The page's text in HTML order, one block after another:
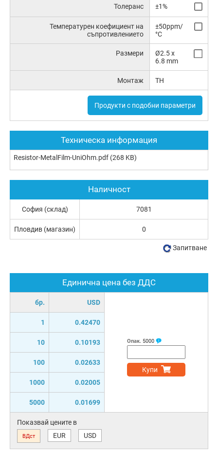
Толеранс ±1%
Температурен коефициент на
съпротивлението
±50ppm/
°C
Размери
Ø2.5 x
6.8 mm
Монтаж TH
Продукти с подобни параметри
Техническа информация
Resistor-MetalFilm-UniOhm.pdf (268 KB)
Единична цена без ДДС
бр. USD
1 0.42470
10 0.10193
100 0.02633
1000 0.02005
5000 0.01699
Опак. 5000
Купи
Показвай цените в
ВДст EUR USD
Наличност
София (склад) 7081
Пловдив (магазин) 0
Запитване